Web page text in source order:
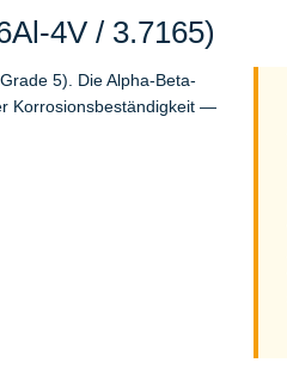
4V / 3.7165)
, Grade 5). Die Alpha-Beta-
Korrosionsbeständigkeit —